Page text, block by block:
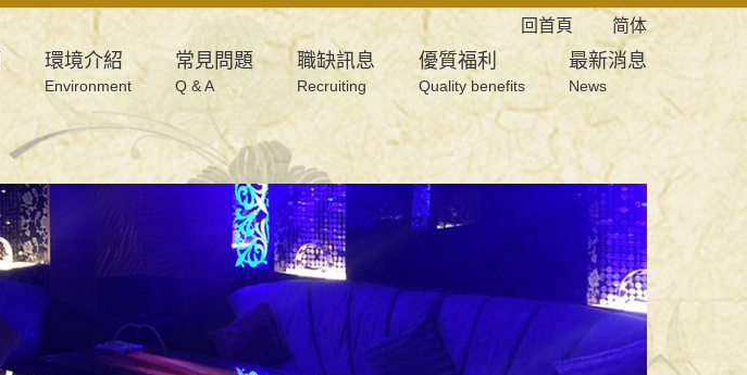
回首頁 简体
環境介紹
Environment
常見問題
Q & A
職缺訊息
Recruiting
優質福利
Quality benefits
最新消息
News